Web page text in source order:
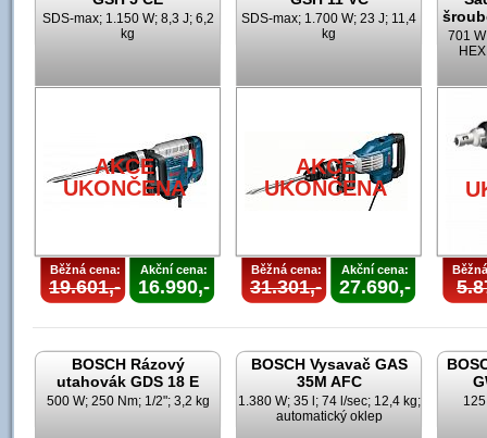
SDS-max; 1.150 W; 8,3 J; 6,2
kg
AKCE
UKONČENA
Běžná cena:
19.601,-
Akční cena:
16.990,-
SDS-max; 1.700 W; 23 J; 11,4
kg
AKCE
UKONČENA
Běžná cena:
31.301,-
Akční cena:
27.690,-
701
BOSCH Rázový
utahovák GDS 18 E
500 W; 250 Nm; 1/2"; 3,2 kg
BOSCH Vysavač GAS
35M AFC
1.380 W; 35 l; 74 l/sec; 12,4 kg;
automatický oklep